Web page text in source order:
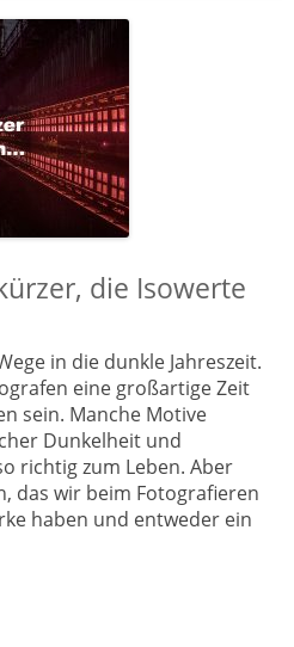
die Isowerte
in die dunkle Jahreszeit.
eine großartige Zeit
sein. Manche Motive
Dunkelheit und
richtig zum Leben. Aber
das wir beim Fotografieren
haben und entweder ein